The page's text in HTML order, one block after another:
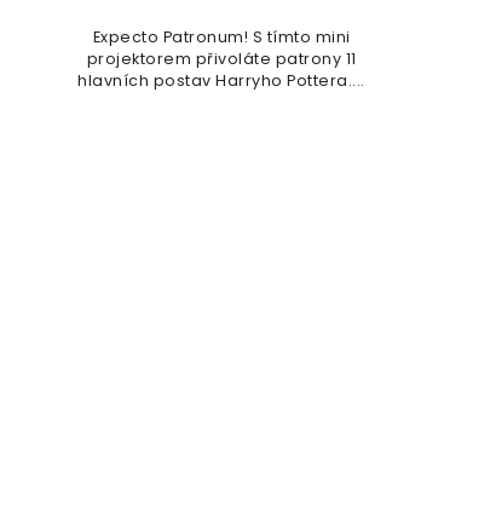
Expecto Patronum! S tímto mini
projektorem přivoláte patrony 11
hlavních postav Harryho Pottera....